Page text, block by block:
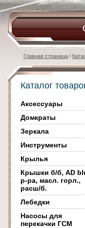
Главная страница /
Каталог
Аксессуары
Домкраты
Зеркала
Инструменты
Крылья
Крышки б/б, AD
р-ра, масл. горл.,
расш/б.
Лебедки
Насосы для
перекачки ГСМ